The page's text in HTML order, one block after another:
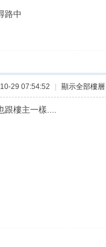
路中
29 07:54:52 顯示全部樓層
樓主一樣....